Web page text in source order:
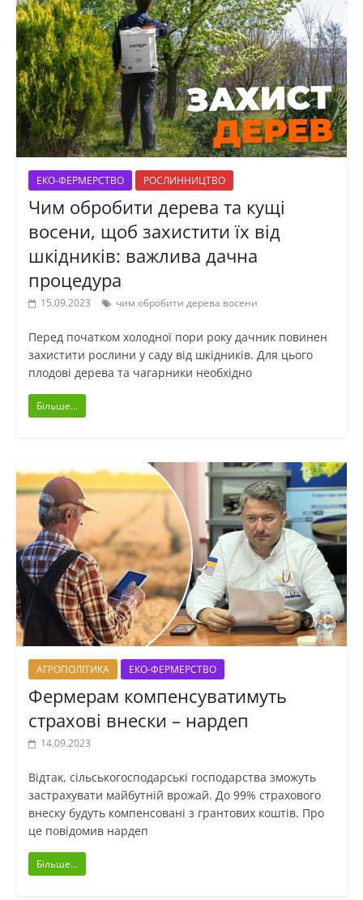
ЕКО-ФЕРМЕРСТВО РОСЛИННИЦТВО
Чим обробити дерева та кущі
восени, щоб захистити їх від
шкідників: важлива дачна
процедура
15.09.2023 чим обробити дерева восени
Перед початком холодної пори року дачник повинен
захистити рослини у саду від шкідників. Для цього
плодові дерева та чагарники необхідно
Більше...
АГРОПОЛІТИКА ЕКО-ФЕРМЕРСТВО
Фермерам компенсуватимуть
страхові внески – нардеп
14.09.2023
Відтак, сільськогосподарські господарства зможуть
застрахувати майбутній врожай. До 99% страхового
внеску будуть компенсовані з грантових коштів. Про
це повідомив нардеп
Більше...